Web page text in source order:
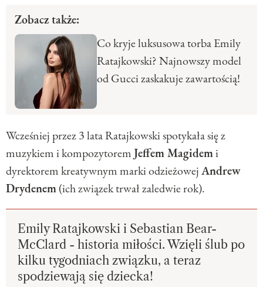
Zobacz także:
Co kryje luksusowa torba Emily
Ratajkowski? Najnowszy model
od Gucci zaskakuje zawartością!
Wcześniej przez 3 lata Ratajkowski spotykała się z
muzykiem i kompozytoremJeffem Magidemi
dyrektorem kreatywnym marki odzieżowejAndrew
Drydenem(ich związek trwał zaledwie rok).
Emily Ratajkowski i Sebastian Bear-
McClard - historia miłości. Wzięli ślub po
kilku tygodniach związku, a teraz
spodziewają się dziecka!